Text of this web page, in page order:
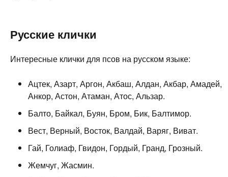
Русские клички
Интересные клички для псов на русском языке:
Ацтек, Азарт, Аргон, Акбаш, Алдан, Акбар, Амадей,
Анкор, Астон, Атаман, Атос, Альзар.
Балто, Байкал, Буян, Бром, Бик, Балтимор.
Вест, Верный, Восток, Валдай, Варяг, Виват.
Гай, Голиаф, Гвидон, Гордый, Гранд, Грозный.
Жемчуг, Жасмин.